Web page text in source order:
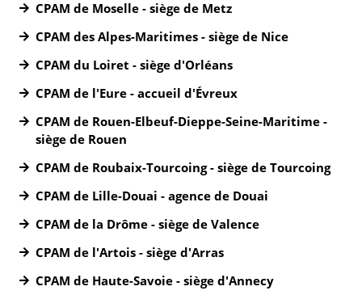
CPAM de Moselle - siège de Metz
CPAM des Alpes-Maritimes - siège de Nice
CPAM du Loiret - siège d'Orléans
CPAM de l'Eure - accueil d'Évreux
CPAM de Rouen-Elbeuf-Dieppe-Seine-Maritime -
siège de Rouen
CPAM de Roubaix-Tourcoing - siège de Tourcoing
CPAM de Lille-Douai - agence de Douai
CPAM de la Drôme - siège de Valence
CPAM de l'Artois - siège d'Arras
CPAM de Haute-Savoie - siège d'Annecy